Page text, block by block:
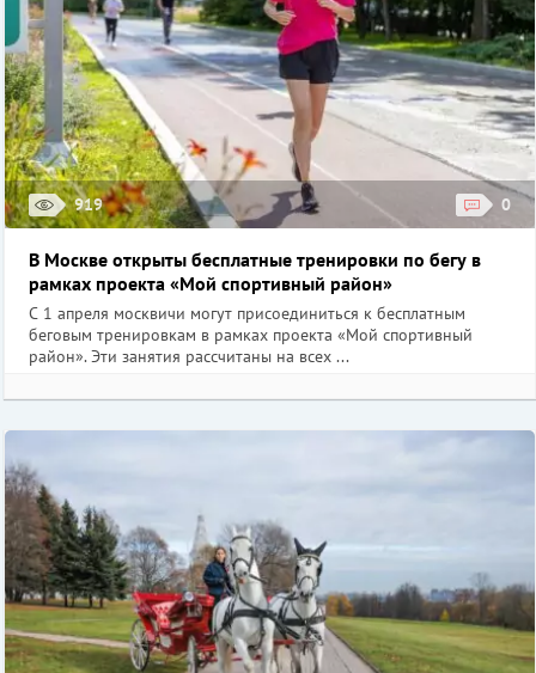
919 0
В Москве открыты бесплатные тренировки по бегу в
рамках проекта «Мой спортивный район»
С 1 апреля москвичи могут присоединиться к бесплатным
беговым тренировкам в рамках проекта «Мой спортивный
район». Эти занятия рассчитаны на всех ...